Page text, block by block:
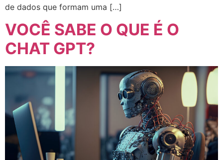
de dados que formam uma […]
VOCÊ SABE O QUE É O
CHAT GPT?